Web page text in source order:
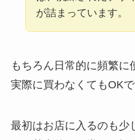
が詰まっています。
もちろん日常的に頻繁に
実際に買わなくてもOKで
最初はお店に入るのも少